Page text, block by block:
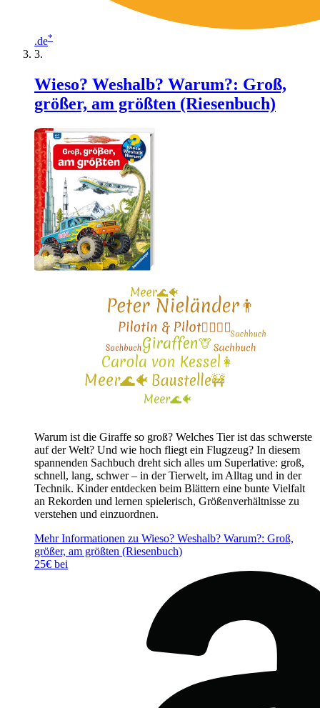
.de*
Wieso? Weshalb? Warum?: Groß,
größer, am größten (Riesenbuch)
Warum ist die Giraffe so groß? Welches Tier ist das schwerste
auf der Welt? Und wie hoch fliegt ein Flugzeug? In diesem
spannenden Sachbuch dreht sich alles um Superlative: groß,
schnell, lang, schwer – in der Tierwelt, im Alltag und in der
Technik. Kinder entdecken beim Blättern eine bunte Vielfalt
an Rekorden und lernen spielerisch, Größenverhältnisse zu
verstehen und einzuordnen.
Mehr Informationen zu Wieso? Weshalb? Warum?: Groß,
größer, am größten (Riesenbuch)
25€ bei